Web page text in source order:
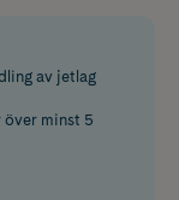
av jetlag
över minst 5